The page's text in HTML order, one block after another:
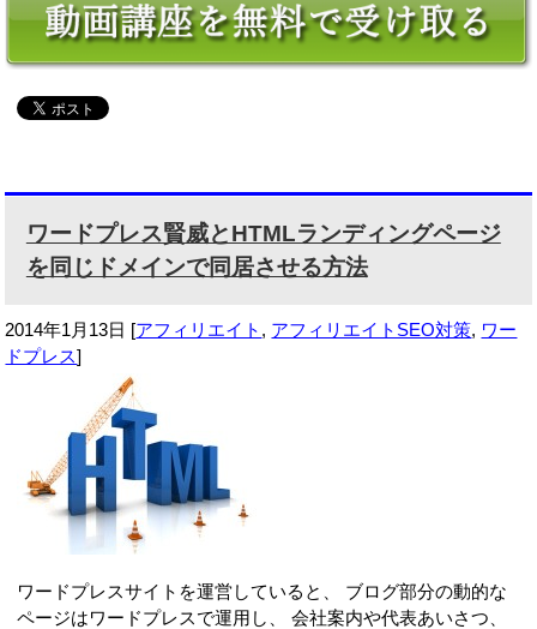
ワードプレス賢威とHTMLランディングページ
を同じドメインで同居させる方法
2014年1月13日 [アフィリエイト , アフィリエイトSEO対策, ワー
ドプレス]
ワードプレスサイトを運営していると、 ブログ部分の動的な
ページはワードプレスで運用し、 会社案内や代表あいさつ、